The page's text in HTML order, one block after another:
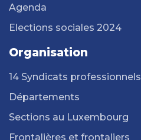
Agenda
Elections sociales 2024
Organisation
14 Syndicats professionnels
Départements
Sections au Luxembourg
Frontalières et frontaliers